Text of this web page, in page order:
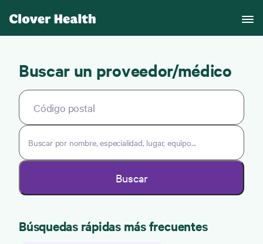
Buscar un proveedor/médico
Buscar por nombre, especialidad, lugar, equipo...
Buscar
Búsquedas rápidas más frecuentes